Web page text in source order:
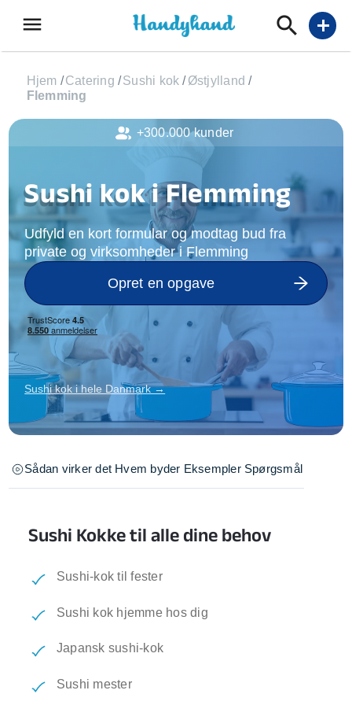
menu add
Hjem /Catering /Sushi kok / Østjylland /
Flemming
Sushi kok i Flemming
Udfyld en kort formular og modtag bud fra
private og virksomheder i Flemming
Opret en opgave
Sushi kok i hele Danmark →
Sådan virker det Hvem byder Eksempler Spørgsmål
Sushi Kokke til alle dine behov
Sushi-kok til fester
Sushi kok hjemme hos dig
Japansk sushi-kok
Sushi mester
+300.000 kunder